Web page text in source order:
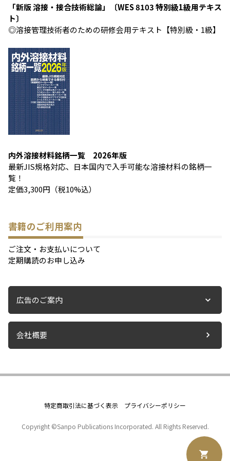
「新版 溶接・接合技術総論」〔WES 8103 特別級1級用テキス
ト〕
◎溶接管理技術者のための研修会用テキスト【特別級・1級】
内外溶接材料銘柄一覧 2026年版
最新JIS規格対応、日本国内で入手可能な溶接材料の銘柄一
覧！
定価3,300円（税10%込）
書籍のご利用案内
ご注文・お支払いについて
定期購読のお申し込み
広告のご案内
会社概要
特定商取引法に基づく表示 プライバシーポリシー
Copyright ©Sanpo Publications Incorporated. All Rights Reserved.